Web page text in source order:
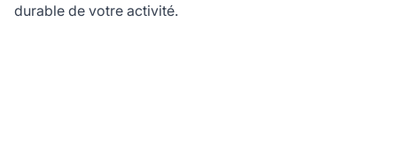
durable de votre activité.